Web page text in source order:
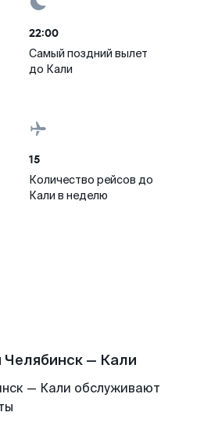
22:00
Самый поздний вылет
до Кали
15
Количество рейсов до
Кали в неделю
— Кали
— Кали обслуживают